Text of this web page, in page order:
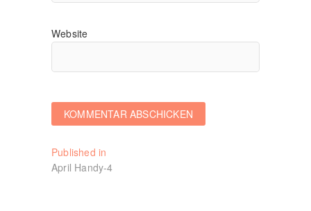
Website
Beitragsnavigation
Published in
April Handy-4